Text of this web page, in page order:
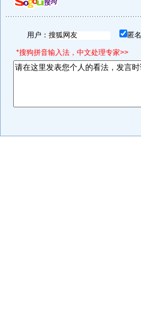
用户： 匿
*搜狗拼音输入法，中文处理专家>>